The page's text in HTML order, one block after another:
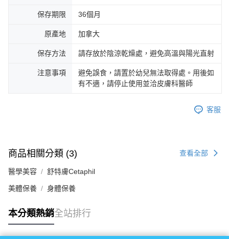
保存期限 36個月
原產地 加拿大
保存方法 請存放於陰涼乾燥處，避免高溫與陽光直射
注意事項
避免誤食，請置於幼兒無法取得處。用後如
有不適，請停止使用並洽皮膚科醫師
客服
商品相關分類 (3) 查看全部
醫學美容 舒特膚Cetaphil
美體保養 身體保養
本分類熱銷全站排行